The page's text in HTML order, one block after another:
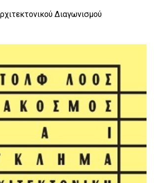
Διαγωνισμού